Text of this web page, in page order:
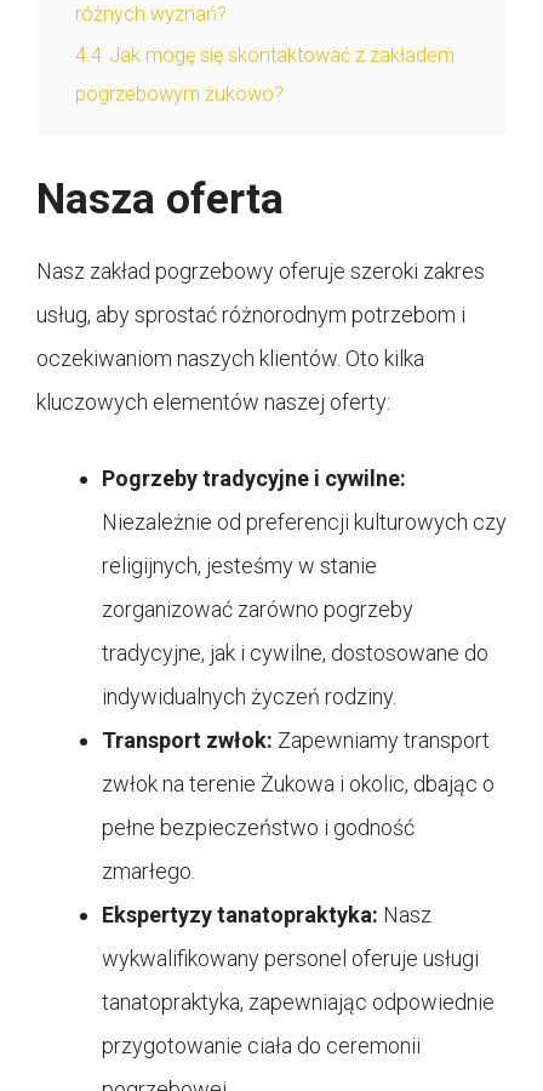
różnych wyznań?
4.4 Jak mogę się skontaktować z zakładem
pogrzebowym żukowo?
Nasza oferta
Nasz zakład pogrzebowy oferuje szeroki zakres
usług, aby sprostać różnorodnym potrzebom i
oczekiwaniom naszych klientów. Oto kilka
kluczowych elementów naszej oferty:
Pogrzeby tradycyjne i cywilne:
Niezależnie od preferencji kulturowych czy
religijnych, jesteśmy w stanie
zorganizować zarówno pogrzeby
tradycyjne, jak i cywilne, dostosowane do
indywidualnych życzeń rodziny.
Transport zwłok: Zapewniamy transport
zwłok na terenie Żukowa i okolic, dbając o
pełne bezpieczeństwo i godność
zmarłego.
Ekspertyzy tanatopraktyka: Nasz
wykwalifikowany personel oferuje usługi
tanatopraktyka, zapewniając odpowiednie
przygotowanie ciała do ceremonii